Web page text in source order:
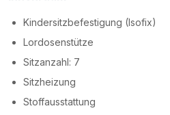
Kindersitzbefestigung (Isofix)
Lordosenstütze
Sitzanzahl: 7
Sitzheizung
Stoffausstattung